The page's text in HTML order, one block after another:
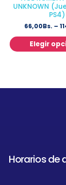
UNKNOWN
PS4)
66,00Bs. –
Elegir
Horarios de